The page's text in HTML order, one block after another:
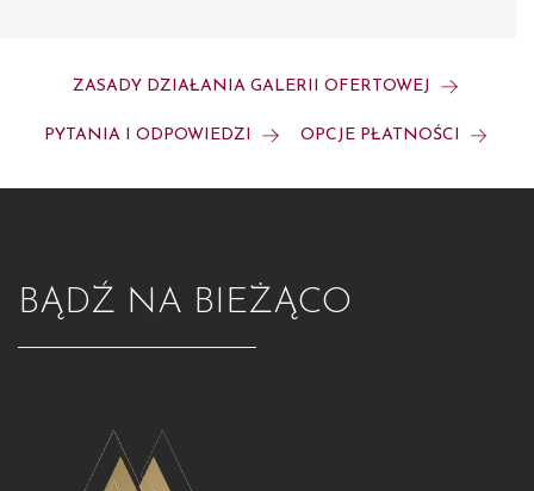
ZASADY DZIAŁANIA GALERII OFERTOWEJ
PYTANIA I ODPOWIEDZI OPCJE PŁATNOŚCI
BĄDŹ NA BIEŻĄCO